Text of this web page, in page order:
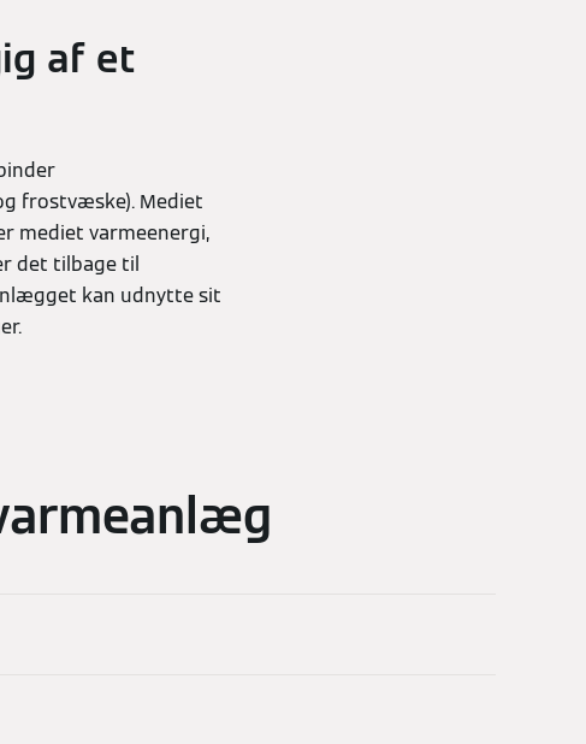
af et
frostvæske). Mediet
mediet varmeenergi,
det tilbage til
kan udnytte sit